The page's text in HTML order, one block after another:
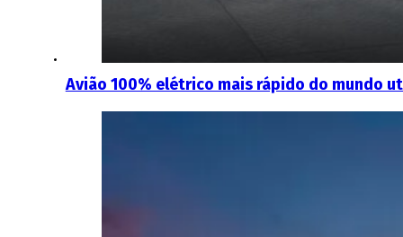
Avião 100% elétrico mais rápido do mundo